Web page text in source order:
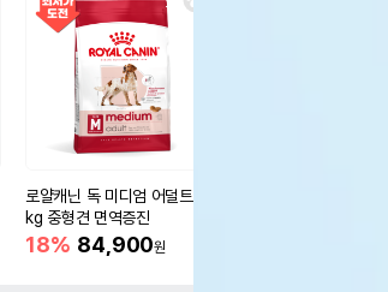
로얄캐닌 독 미디엄 어덜트 10
kg 중형견 면역증진
18% 84,900원